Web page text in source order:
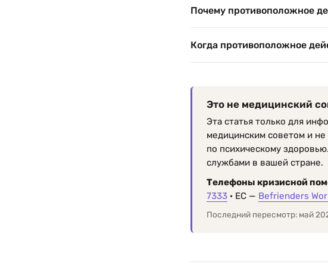
Почему противоположное
Когда противоположное
Это не медицинский
Эта статья только для
медицинским советом и
по психическому
службами в вашей стране.
Телефоны кризисной
7333 · ЕС — Befrienders
Последний пересмотр: май